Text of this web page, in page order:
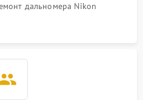
дальномера Nikon